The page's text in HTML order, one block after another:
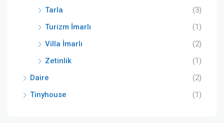
Tarla
(3)
Turizm İmarlı
(1)
Villa İmarlı
(2)
Zetinlik
(1)
Daire
(2)
Tinyhouse
(1)